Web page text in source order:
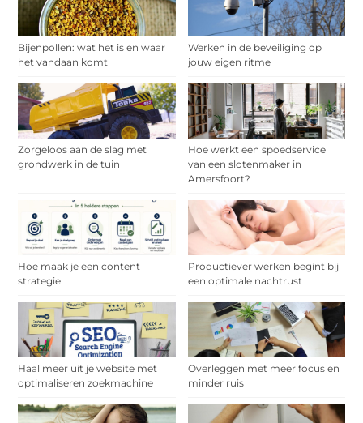
Bijenpollen: wat het is en waar
het vandaan komt
Werken in de beveiliging op
jouw eigen ritme
Zorgeloos aan de slag met
grondwerk in de tuin
Hoe werkt een spoedservice
van een slotenmaker in
Amersfoort?
Hoe maak je een content
strategie
Productiever werken begint bij
een optimale nachtrust
Haal meer uit je website met
optimaliseren zoekmachine
Overleggen met meer focus en
minder ruis